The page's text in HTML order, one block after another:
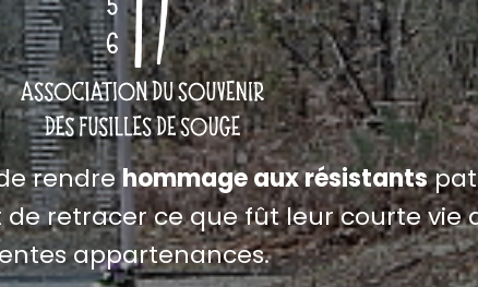
rendrehommage aux résistants
de retracer ce que fût leur courte vie
appartenances.